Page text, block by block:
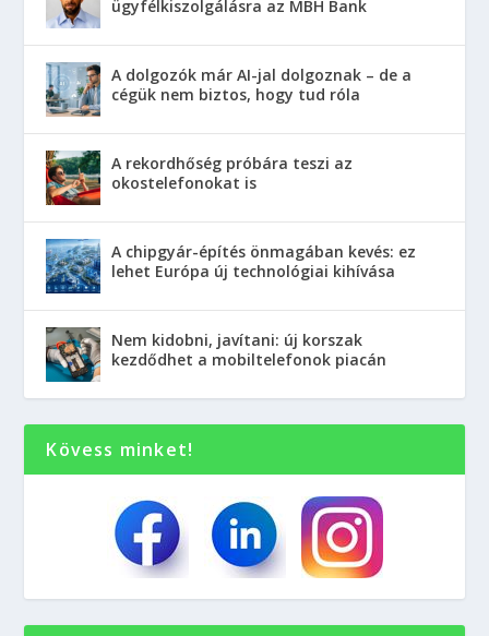
ügyfélkiszolgálásra az MBH Bank
A dolgozók már AI-jal dolgoznak – de a
cégük nem biztos, hogy tud róla
A rekordhőség próbára teszi az
okostelefonokat is
A chipgyár-építés önmagában kevés: ez
lehet Európa új technológiai kihívása
Nem kidobni, javítani: új korszak
kezdődhet a mobiltelefonok piacán
Kövess minket!